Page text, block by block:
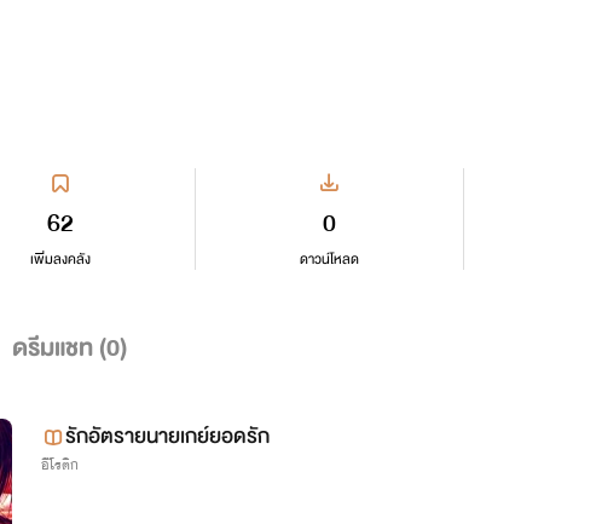
62
เพิ่มลงคลัง
0
ดาวน์โหลด
ดรีมแชท (0)
รักอัตรายนายเกย์ยอดรัก
อีโรติก